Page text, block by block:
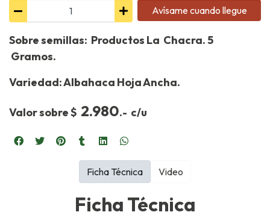
Avísame cuando llegue
Sobre semillas: Productos La Chacra. 5
Gramos.
Variedad: Albahaca Hoja Ancha.
Valor sobre $ 2.980.- c/u
Ficha Técnica
Ficha Técnica Video